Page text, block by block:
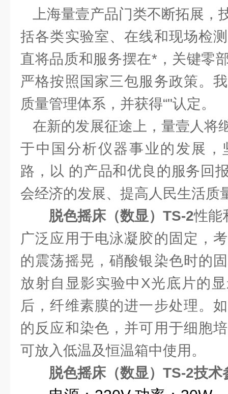
上海量壹产品门类不断拓展，
括各类实验室、在线和现场检
直将品质和服务摆在*，关键零
严格按照国家三包服务政策。
质量管理体系，并获得“"认定。
在新的发展征途上，量壹人将
于中国分析仪器事业的发展，
路，以 的产品和优良的服务回
会经济的发展、提高人民生活质
脱色摇床（数显）TS-2性能
广泛应用于电泳凝胶的固定，
的震荡摇晃，硝酸银染色时的
放射自显影实验中X光底片的
后，纤维素膜的进一步处理。
的反应和染色，并可用于细胞
可放入低温及恒温箱中使用。
脱色摇床（数显）TS-2技术